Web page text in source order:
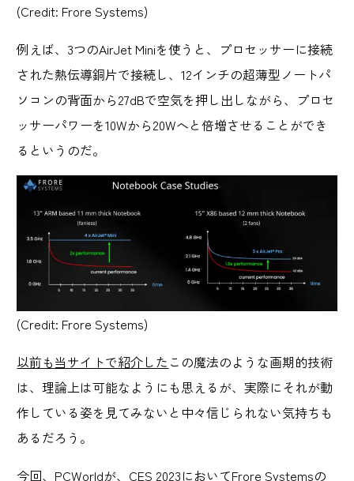
(Credit: Frore Systems)
例えば、3つのAirJet Miniを使うと、プロセッサーに接続
された熱伝導銅片で接続し、12インチの超薄型ノートパ
ソコンの背面から27dBで空気を押し出しながら、プロセ
ッサーパワーを10Wから20Wへと倍増させることができ
るというのだ。
(Credit: Frore Systems)
以前も当サイトで紹介した この魔法のような画期的技術
は、理論上は可能なようにも思えるが、実際にそれが動
作している姿を見てみないと中々信じられない気持ちも
あるだろう。
今回、PCWorldが、CES 2023においてFrore Systemsの